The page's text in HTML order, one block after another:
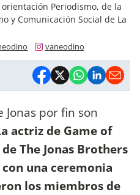
Periodismo, de la
y Comunicación Social de La
vaneodino
Jonas por fin son
actriz de Game of
The Jonas Brothers
una ceremonia
los miembros de